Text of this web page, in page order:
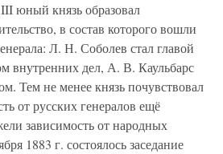
юный князь образовал
в состав которого вошли
Л. Н. Соболев стал главой
внутренних дел, А. В. Каульбарс
Тем не менее князь почувствовал
от русских генералов ещё
зависимость от народных
1883 г. состоялось заседание